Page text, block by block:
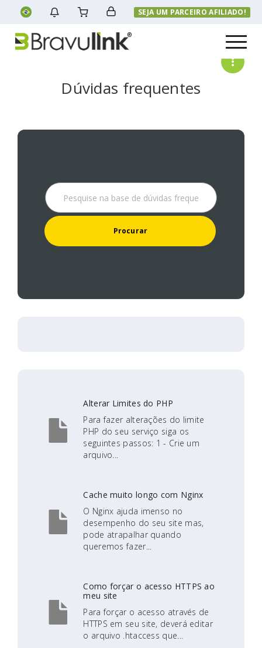
SEJA UM PARCEIRO AFILIADO!
Menu
Dúvidas frequentes
Alterar Limites do PHP
Para fazer alterações do limite
PHP do seu serviço siga os
seguintes passos: 1 - Crie um
arquivo...
Cache muito longo com Nginx
O Nginx ajuda imenso no
desempenho do seu site mas,
pode atrapalhar quando
queremos fazer...
Como forçar o acesso HTTPS ao
meu site
Para forçar o acesso através de
HTTPS em seu site, deverá editar
o arquivo .htaccess que...